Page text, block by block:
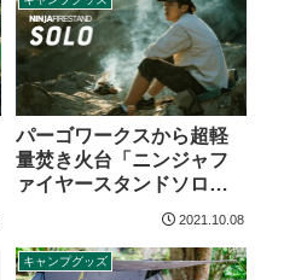
パーゴワークスから超軽
量焚き火台「ニンジャフ
ァイヤースタンドソロ」
2021.10.08
キャンプグッズ